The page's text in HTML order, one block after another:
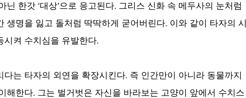
닌 한갓 ‘대상’으로 응고된다. 그리스 신화 속 메두사의 눈처럼
생명을 잃고 돌처럼 딱딱하게 굳어버린다. 이와 같이 타자의 시
시켜 수치심을 유발한다.
는 타자의 외연을 확장시킨다. 즉 인간만이 아니라 동물까지
해한다. 그는 벌거벗은 자신을 바라보는 고양이 앞에서 수치스